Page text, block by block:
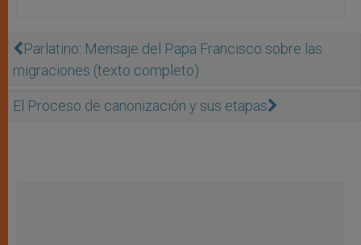
Parlatino: Mensaje del Papa Francisco sobre las
migraciones (texto completo)
El Proceso de canonización y sus etapas